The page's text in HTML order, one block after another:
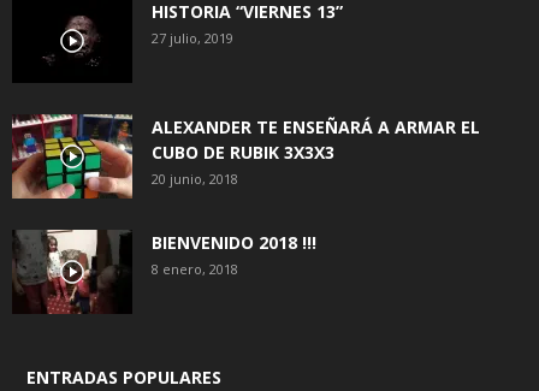
HISTORIA “VIERNES 13”
27 julio, 2019
ALEXANDER TE ENSEÑARÁ A ARMAR EL
CUBO DE RUBIK 3X3X3
20 junio, 2018
BIENVENIDO 2018 !!!
8 enero, 2018
ENTRADAS POPULARES